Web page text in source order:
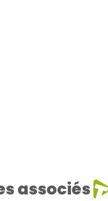
associés